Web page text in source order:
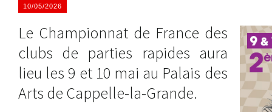
10/05/2026
Le Championnat de France des
clubs de parties rapides aura
lieu les 9 et 10 mai au Palais des
Arts de Cappelle-la-Grande.